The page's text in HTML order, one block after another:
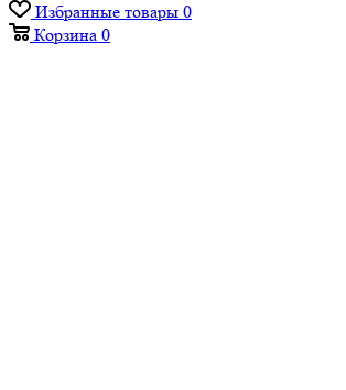
Избранные товары 0
Корзина 0